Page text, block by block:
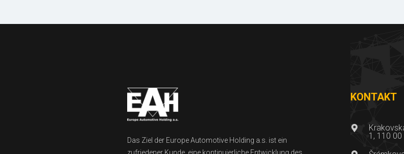
Das Ziel der Europe Automotive Holding a.s. ist ein
zufriedener Kunde, eine kontinuierliche Entwicklung des
KONTAKT
1, 110 00